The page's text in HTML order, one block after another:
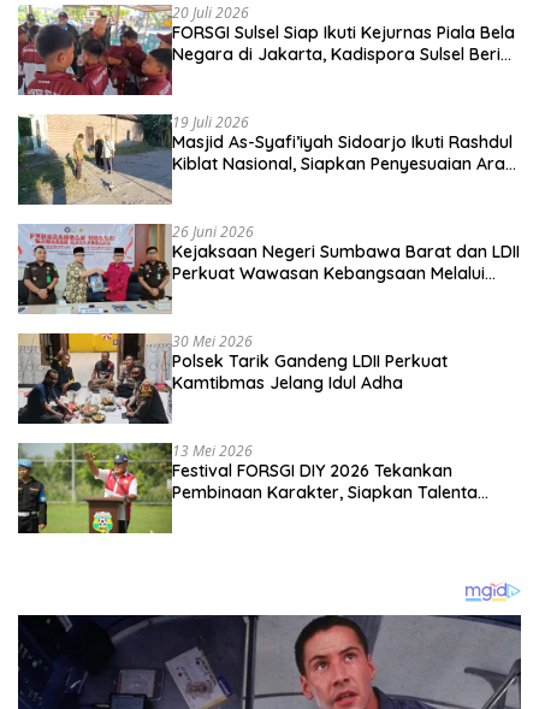
20 Juli 2026
FORSGI Sulsel Siap Ikuti Kejurnas Piala Bela
Negara di Jakarta, Kadispora Sulsel Beri
19 Juli 2026
Masjid As-Syafi’iyah Sidoarjo Ikuti Rashdul
Kiblat Nasional, Siapkan Penyesuaian Arah
26 Juni 2026
Kejaksaan Negeri Sumbawa Barat dan LDII
Perkuat Wawasan Kebangsaan Melalui
30 Mei 2026
Polsek Tarik Gandeng LDII Perkuat
Kamtibmas Jelang Idul Adha
13 Mei 2026
Festival FORSGI DIY 2026 Tekankan
Pembinaan Karakter, Siapkan Talenta